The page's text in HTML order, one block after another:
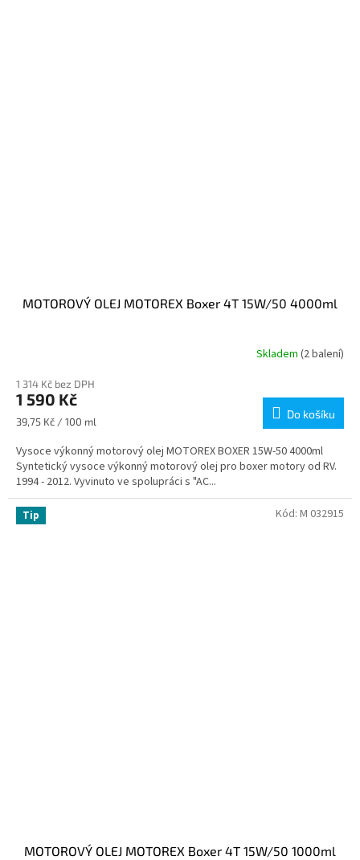
MOTOROVÝ OLEJ MOTOREX Boxer 4T 15W/50 4000ml
Skladem (2 balení)
1 314 Kč bez DPH
1 590 Kč
Měrná
39,75 Kč / 100 ml
Do košíku
Vysoce výkonný motorový olej MOTOREX BOXER 15W-50 4000ml
Syntetický vysoce výkonný motorový olej pro boxer motory od RV.
1994 - 2012. Vyvinuto ve spolupráci s "AC...
Tip
MOTOROVÝ OLEJ MOTOREX Boxer 4T 15W/50 1000ml
Kód: M 032915